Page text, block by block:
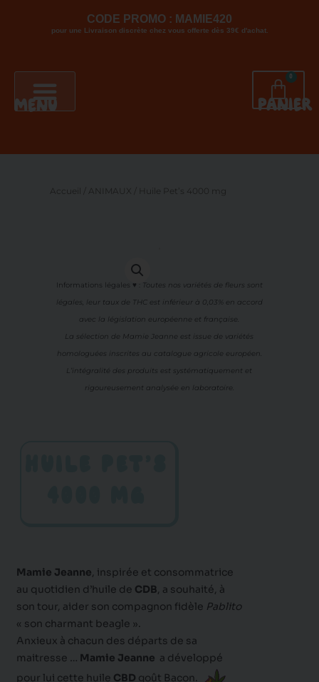
CODE PROMO : MAMIE420
pour une Livraison discrète chez vous offerte dès 39€ d'achat.
0
MENU PANIER
Accueil ANIMAUX / Huile Pet’s 4000 mg
Informations légales ♥
Toutes nos variétés de fleurs sont
légales, leur taux de THC est inférieur à 0,03% en accord
avec la législation européenne et française.
La sélection de Mamie Jeanne est issue de variétés
homologuées inscrites au catalogue agricole européen.
L’intégralité des produits est systématiquement et
rigoureusement analysée en laboratoire.
Mamie Jeanne, inspirée et consommatrice
au quotidien d’huile de CDB, a souhaité, à
son tour, aider son compagnon fidèle Pablito
« son charmant beagle ».
Anxieux à chacun des départs de sa
maitresse … Mamie Jeanne a développé
pour lui cette huile CBD goût Bacon.